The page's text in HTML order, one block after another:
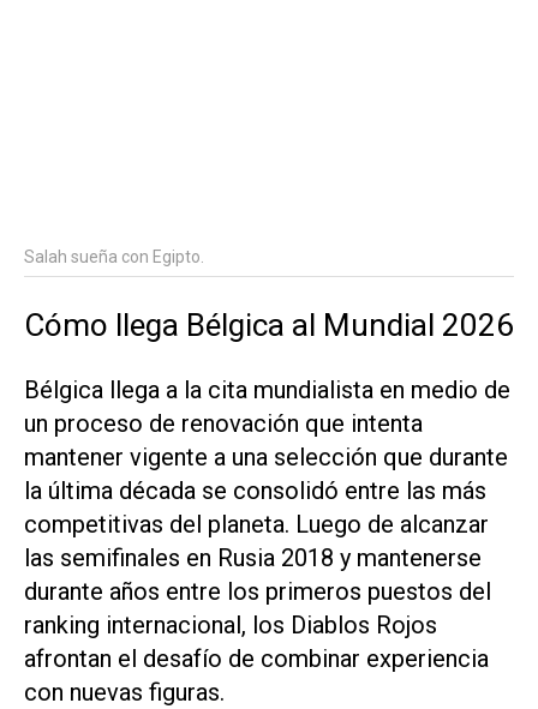
Salah sueña con Egipto.
Cómo llega Bélgica al Mundial 2026
Bélgica llega a la cita mundialista en medio de
un proceso de renovación que intenta
mantener vigente a una selección que durante
la última década se consolidó entre las más
competitivas del planeta. Luego de alcanzar
las semifinales en Rusia 2018 y mantenerse
durante años entre los primeros puestos del
ranking internacional, los Diablos Rojos
afrontan el desafío de combinar experiencia
con nuevas figuras.